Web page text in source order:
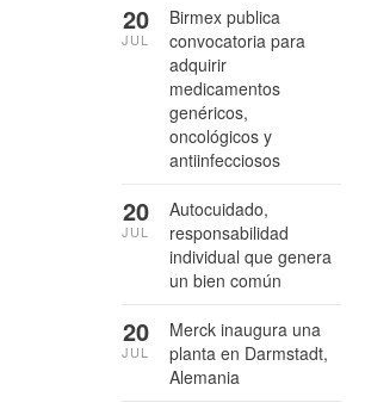
Birmex publica
convocatoria para
adquirir
medicamentos
genéricos,
oncológicos y
antiinfecciosos
20
JUL
Autocuidado,
responsabilidad
individual que genera
un bien común
20
JUL
Merck inaugura una
planta en Darmstadt,
Alemania
20
JUL